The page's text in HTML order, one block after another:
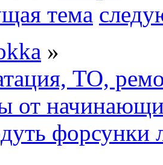
тема
»
ТО,
от
форсунки